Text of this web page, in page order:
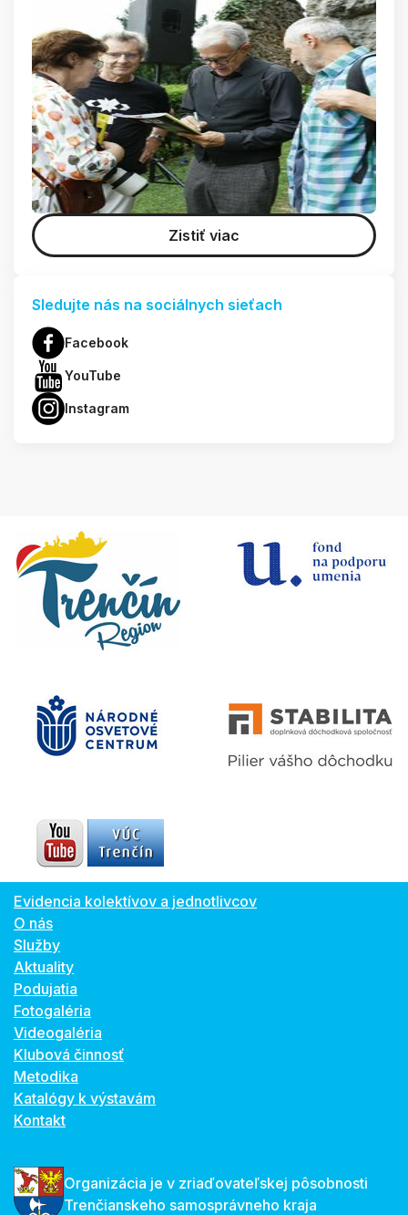
Zistiť viac
Sledujte nás na sociálnych sieťach
Facebook
YouTube
Instagram
Evidencia kolektívov a jednotlivcov
O nás
Služby
Aktuality
Podujatia
Fotogaléria
Videogaléria
Klubová činnosť
Metodika
Katalógy k výstavám
Kontakt
Organizácia je v zriaďovateľskej pôsobnosti
Trenčianskeho samosprávneho kraja